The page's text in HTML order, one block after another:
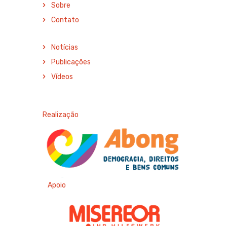
Sobre
Contato
Notícias
Publicações
Vídeos
Realização
Apoio